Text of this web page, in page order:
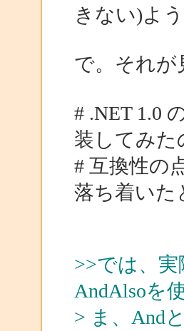
きない)よう
で。それが
# .NET 1.0
装してみた
# 互換性の
落ち着いた
>>では、
AndAlsoを
> ま、And